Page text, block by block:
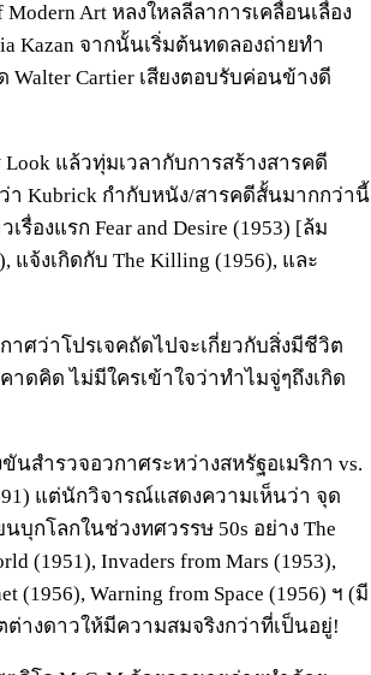
Art หลงใหลลีลาการเคลื่อนเลื่อง
Kazan จากนั้นเริ่มต้นทดลองถ่ายทำ
Cartier เสียงตอบรับค่อนข้างดี
แล้วทุ่มเวลากับการสร้างสารคดี
ว่า Kubrick กำกับหนัง/สารคดีสั้นมากกว่านี้
องแรก Fear and Desire (1953) [ล้ม
แจ้งเกิดกับ The Killing (1956), และ
กาศว่าโปรเจคถัดไปจะเกี่ยวกับสิ่งมีชีวิต
ดคิด ไม่มีใครเข้าใจว่าทำไมจู่ๆถึงเกิด
สำรวจอวกาศระหว่างสหรัฐอเมริกา vs.
91) แต่นักวิจารณ์แสดงความเห็นว่า จุด
กโลกในช่วงทศวรรษ 50s อย่าง The
(1951), Invaders from Mars (1953),
(1956), Warning from Space (1956) ฯ (มี
ต่างดาวให้มีความสมจริงกว่าที่เป็นอยู่!